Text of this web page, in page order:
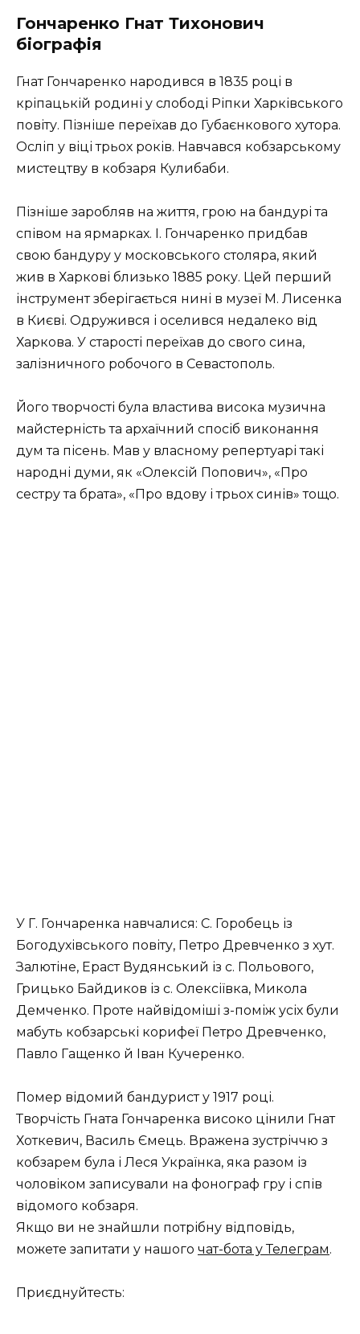
Гончаренко Гнат Тихонович
біографія
Гнат Гончаренко народився в 1835 році в
кріпацькій родині у слободі Ріпки Харківського
повіту. Пізніше переїхав до Губаєнкового хутора.
Осліп у віці трьох років. Навчався кобзарському
мистецтву в кобзаря Кулибаби.
Пізніше заробляв на життя, грою на бандурі та
співом на ярмарках. І. Гончаренко придбав
свою бандуру у московського столяра, який
жив в Харкові близько 1885 року. Цей перший
інструмент зберігається нині в музеї М. Лисенка
в Києві. Одружився і оселився недалеко від
Харкова. У старості переїхав до свого сина,
залізничного робочого в Севастополь.
Його творчості була властива висока музична
майстерність та архаїчний спосіб виконання
дум та пісень. Мав у власному репертуарі такі
народні думи, як «Олексій Попович», «Про
сестру та брата», «Про вдову і трьох синів» тощо.
У Г. Гончаренка навчалися: С. Горобець із
Богодухівського повіту, Петро Древченко з хут.
Залютіне, Ераст Вудянський із с. Польового,
Грицько Байдиков із с. Олексіївка, Микола
Демченко. Проте найвідоміші з-поміж усіх були
мабуть кобзарські корифеї Петро Древченко,
Павло Гащенко й Іван Кучеренко.
Помер відомий бандурист у 1917 році.
Творчість Гната Гончаренка високо цінили Гнат
Хоткевич, Василь Ємець. Вражена зустріччю з
кобзарем була і Леся Українка, яка разом із
чоловіком записували на фонограф гру і спів
відомого кобзаря.
Якщо ви не знайшли потрібну відповідь,
можете запитати у нашого чат-бота у Телеграм.
Приєднуйтесть: